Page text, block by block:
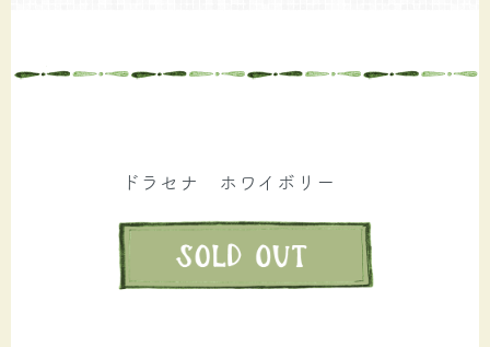
ドラセナ ホワイボリー